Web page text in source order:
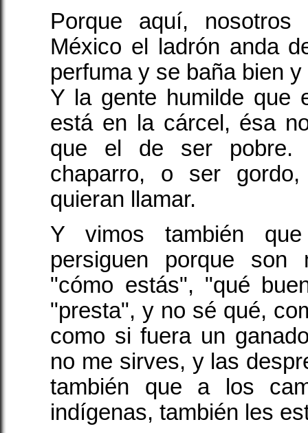
Porque aquí,
México el ladrón anda
perfuma y se baña bien
Y la gente humilde que
está en la cárcel, ésa
que el de ser
chaparro, o ser
quieran llamar.
Y vimos también
persiguen porque son
"cómo estás", "qué
"presta", y no sé qué,
como si fuera un
no me sirves, y las
también que a los
indígenas, también les